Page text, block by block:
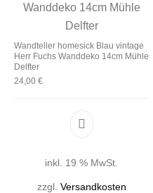
Wandteller homesick Blau vintage
Herr Fuchs Wanddeko 14cm Mühle
Delfter
24,00 €
inkl. 19 % MwSt.
zzgl. Versandkosten